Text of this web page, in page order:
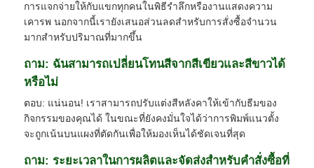
การแจกจ่ายให้กับแขกทุกคนในพิธีรำลึกหรืองานแสดงความ
เคารพ นอกจากนี้เรายังเสนอส่วนลดสำหรับการสั่งซื้อจำนวน
มากสำหรับปริมาณที่มากขึ้น
ถาม: ฉันสามารถเปลี่ยนโทนสีจากสีเขียวและสีขาวได้
หรือไม่
ตอบ: แน่นอน! เราสามารถปรับแต่งสีหลังคาให้เข้ากับธีมของ
กิจกรรมของคุณได้ ในขณะที่ยังคงมั่นใจได้ว่าการพิมพ์แนวตั้ง
จะถูกเน้นบนแผงที่ตัดกันเพื่อให้มองเห็นได้ชัดเจนที่สุด
ถาม: ระยะเวลาในการผลิตและจัดส่งสำหรับคำสั่งซื้อที่